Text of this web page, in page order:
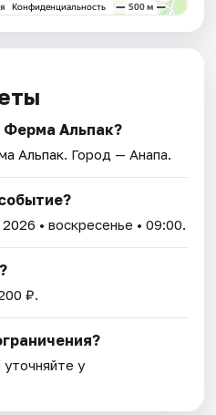
Ферма Альпак?
Альпак. Город — Анапа.
• воскресенье • 09:00.
₽.
уточняйте у